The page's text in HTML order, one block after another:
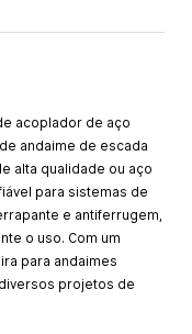
acoplador de aço
andaime de escada
alta qualidade ou aço
para sistemas de
e antiferrugem,
o uso. Com um
para andaimes
projetos de